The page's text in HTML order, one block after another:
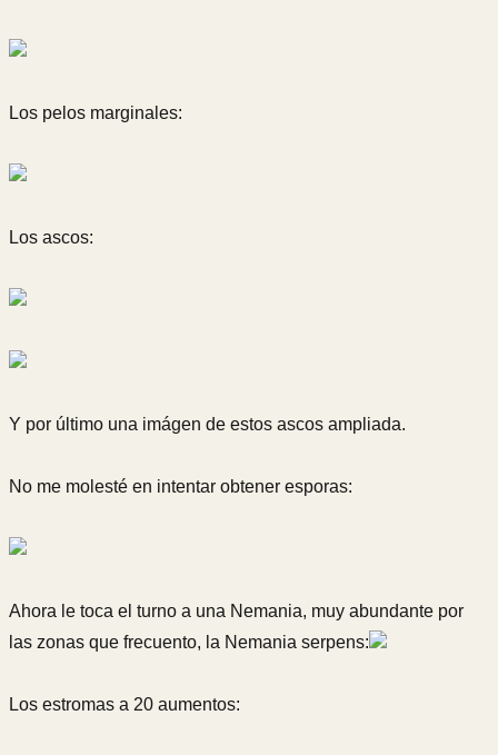
Los pelos marginales:
Los ascos:
Y por último una imágen de estos ascos ampliada.
No me molesté en intentar obtener esporas:
Ahora le toca el turno a una Nemania, muy abundante por
las zonas que frecuento, la Nemania serpens:
Los estromas a 20 aumentos: